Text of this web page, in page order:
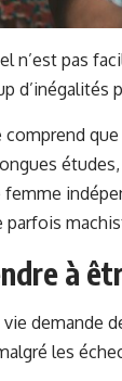
n’est pas
d’inégalités
que
femme
parfois
à
vie demande
les